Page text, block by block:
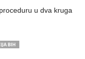
u dva kruga
BIH